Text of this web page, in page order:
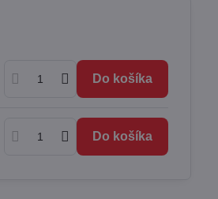
Do košíka
Do košíka